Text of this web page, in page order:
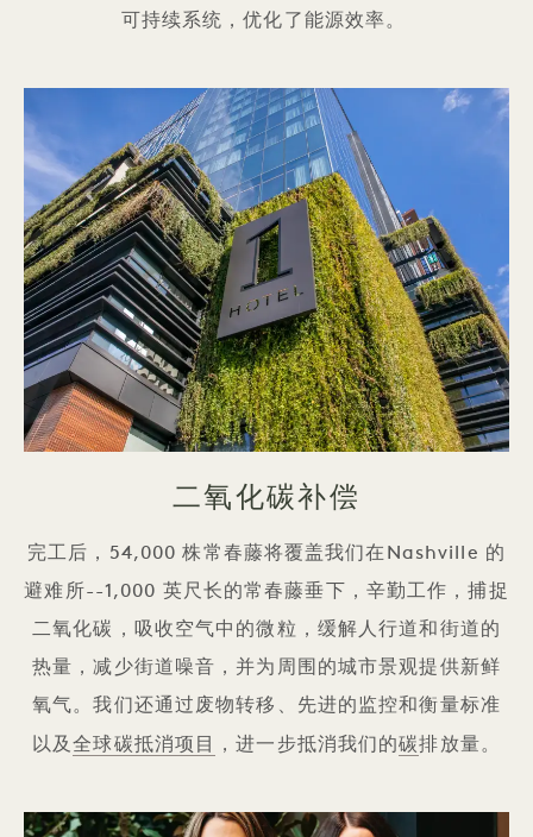
可持续系统，优化了能源效率。
二氧化碳补偿
完工后，54,000 株常春藤将覆盖我们在Nashville 的
避难所--1,000 英尺长的常春藤垂下，辛勤工作，捕捉
二氧化碳，吸收空气中的微粒，缓解人行道和街道的
热量，减少街道噪音，并为周围的城市景观提供新鲜
氧气。我们还通过废物转移、先进的监控和衡量标准
以及全球碳抵消项目 ，进一步抵消我们的碳排放量。